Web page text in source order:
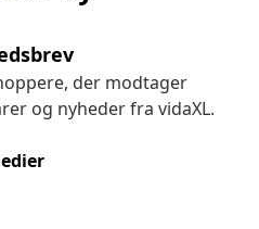
der modtager
og nyheder fra vidaXL.